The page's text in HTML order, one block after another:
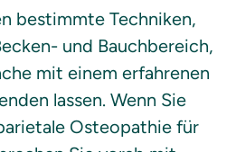
bestimmte Techniken,
und Bauchbereich,
mit einem erfahrenen
lassen. Wenn Sie
Osteopathie für